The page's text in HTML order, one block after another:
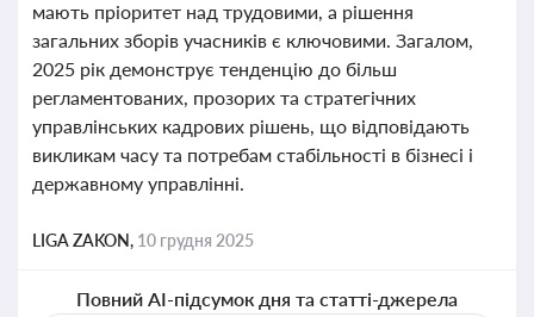
мають пріоритет над трудовими, а рішення
загальних зборів учасників є ключовими. Загалом,
2025 рік демонструє тенденцію до більш
регламентованих, прозорих та стратегічних
управлінських кадрових рішень, що відповідають
викликам часу та потребам стабільності в бізнесі і
державному управлінні.
LIGA ZAKON, 10 грудня 2025
Повний AI-підсумок дня та статті-джерела